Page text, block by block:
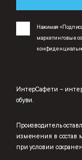
Нажимая
маркетинговые
ИнтерСафети –
обуви.
Производитель
изменения в состав
при условии